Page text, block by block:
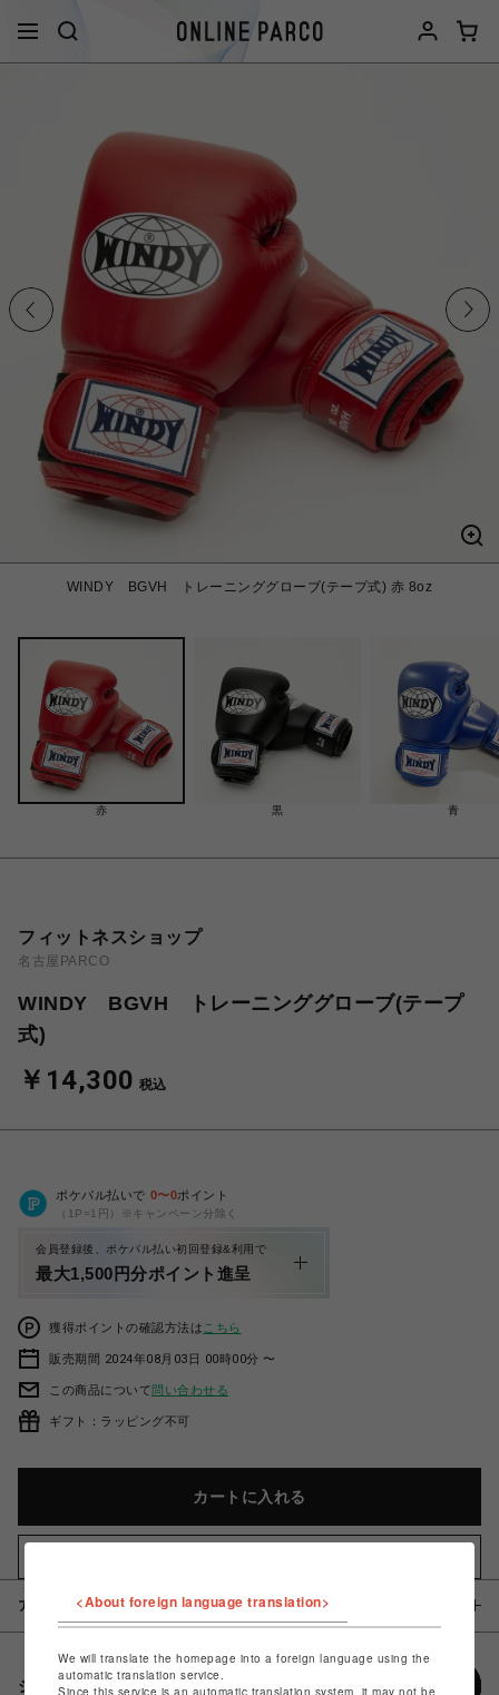
WINDY BGVH トレーニンググローブ(テープ式) 赤 8oz
赤 黒 青
フィットネスショップ
名古屋PARCO
WINDY BGVH トレーニンググローブ(テープ
式)
￥14,300 税込
ポケパル払いで 0〜0ポイント
（1P=1円）※キャンペーン分除く
会員登録後、ポケパル払い初回登録&利用で
最大1,500円分ポイント進呈
獲得ポイントの確認方法は こちら
販売期間 2024年08月03日 00時00分 〜
この商品について問い合わせる
ギフト：ラッピング不可
カートに入れる
アイテム説明 / 素材
シェアする
<About foreign language translation>
We will translate the homepage into a foreign language using the
automatic translation service.
Since this service is an automatic translation system, it may not be